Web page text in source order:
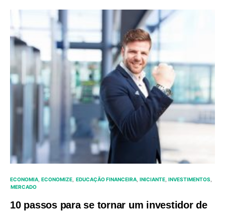
ECONOMIA ECONOMIZE EDUCAÇÃO FINANCEIRA INICIANTE INVESTIMENTOS
MERCADO
10 passos para se tornar um investidor de